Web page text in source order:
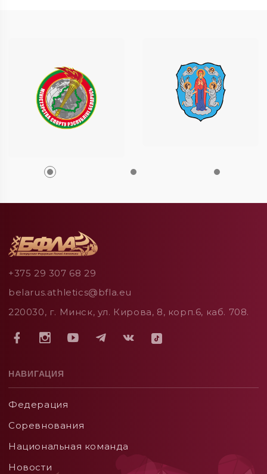
+375 29 307 68 29
belarus.athletics@bfla.eu
220030, г. Минск, ул. Кирова, 8, корп.6, каб. 708.
НАВИГАЦИЯ
Федерация
Соревнования
Национальная команда
Новости